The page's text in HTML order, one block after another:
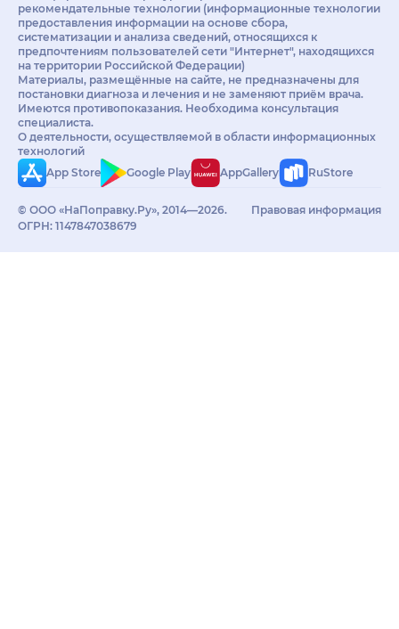
рекомендательные технологии (информационные технологии
предоставления информации на основе сбора,
систематизации и анализа сведений, относящихся к
предпочтениям пользователей сети "Интернет", находящихся
на территории Российской Федерации)
Материалы, размещённые на сайте, не предназначены для
постановки диагноза и лечения и не заменяют приём врача.
Имеются противопоказания. Необходима консультация
специалиста.
О деятельности, осуществляемой в области информационных
технологий
App Store
Google Play AppGallery RuStore
© ООО «НаПоправку.Ру», 2014—2026.
ОГРН: 1147847038679
Правовая информация